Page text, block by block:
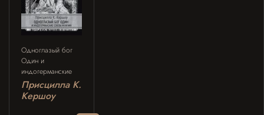
Одноглазый бог
Один и
индогерманские
союзы мужчин
Присцилла К.
Кершоу